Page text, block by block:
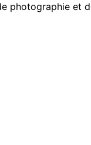
photographie et